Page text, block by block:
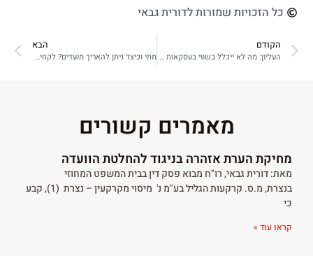
כל הזכויות שמורות לדורית גבאי
הקודם
העליון: מה לא ייכלל בשווי בעסקאות קומבינציה? בין רווח קבלני לרווח יזמי – העליון לא אישר לסטות מהוראת ביצוע 23/98
הבא
מתי וכיצד ניתן להאריך מועדים? לקחים מפסק הדין יעקובוביץ
מאמרים קשורים
מחיקת הערת אזהרה בניגוד להחלטת הוועדה
מאת: דורית גבאי, רו"ח מבוא פסק דין בבית המשפט המחוזי
בנצרת, מ.ס. קרקעות הגליל בע"מ נ' מיסוי מקרקעין – נצרת (1), קבע
כי
קראו עוד »